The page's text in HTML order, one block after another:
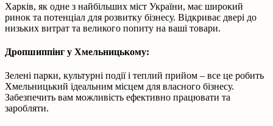
Харків, як одне з найбільших міст України, має широкий
ринок та потенціал для розвитку бізнесу. Відкриває двері до
низьких витрат та великого попиту на ваші товари.
Дропшиппінг у Хмельницькому:
Зелені парки, культурні події і теплий прийом – все це робить
Хмельницький ідеальним місцем для власного бізнесу.
Забезпечить вам можливість ефективно працювати та
заробляти.